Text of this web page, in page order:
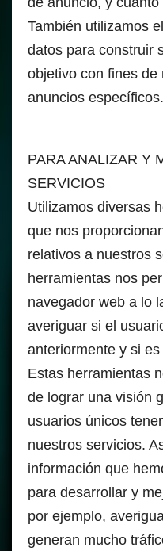
También utilizamos
datos para construir
objetivo con fines
anuncios específicos.
PARA ANALIZAR Y
SERVICIOS
Utilizamos diversas
que nos
relativos a nuestros
herramientas nos
navegador web a lo
averiguar si el
anteriormente y si
Estas herramientas
de lograr una visión
usuarios únicos
nuestros servicios.
información que
para desarrollar y
por ejemplo,
generan mucho